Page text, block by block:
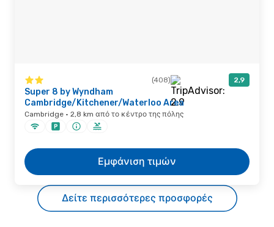
(408) 2,9
Super 8 by Wyndham
Cambridge/Kitchener/Waterloo Area
Cambridge · 2,8 km από το κέντρο της πόλης
Εμφάνιση τιμών
Δείτε περισσότερες προσφορές